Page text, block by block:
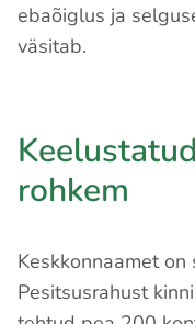
ebaõiglus ja
väsitab.
rohkem
Keskkonnaamet
Pesitsusrahust